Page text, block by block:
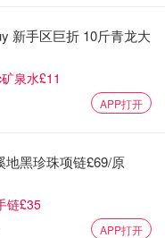
新手区巨折 10斤青龙大
泉水£11
APP打开
黑珍珠项链£69/原
链£35
APP打开